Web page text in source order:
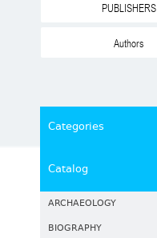
PUBLISHERS
Authors
Categories
Catalog
ARCHAEOLOGY
BIOGRAPHY